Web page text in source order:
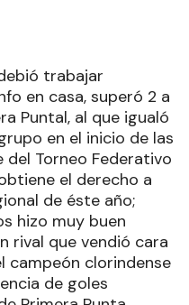
trabajar
en casa, superó 2 a
Puntal, al que igualó
en el inicio de las
Torneo Federativo
el derecho a
de éste año;
hizo muy buen
rival que vendió cara
campeón clorindense
de goles